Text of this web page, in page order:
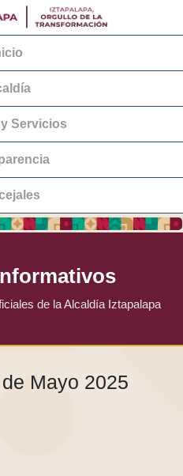
Servicios
de la Alcaldía Iztapalapa
Mayo 2025